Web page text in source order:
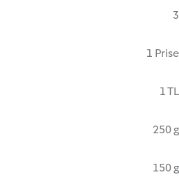
3
1 Prise
1 TL
250 g
150 g